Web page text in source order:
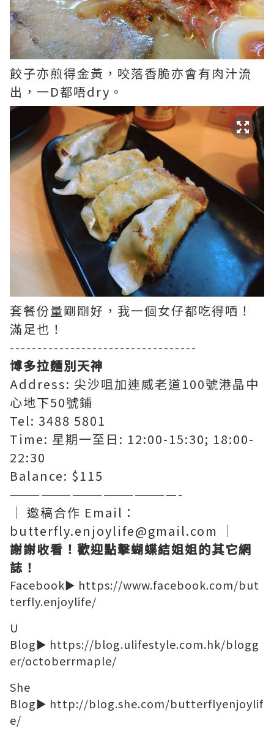
餃子亦煎得金黃，咬落香脆亦會有肉汁流
出，一D都唔dry。
套餐份量剛剛好，我一個女仔都吃得哂！
滿足也！
----------------------------------
博多拉麵別天神
Address: 尖沙咀加連威老道100號港晶中
心地下50號鋪
Tel: 3488 5801
Time: 星期一至日: 12:00-15:30; 18:00-
22:30
Balance: $115
————————————————-
│ 邀稿合作 Email：
butterfly.enjoylife@gmail.com │
謝謝收看！ 歡迎點擊蝴蝶結姐姐的其它網
誌！
Facebook► https://www.facebook.com/but
terfly.enjoylife/
U
Blog► https://blog.ulifestyle.com.hk/blogg
er/octoberrmaple/
She
Blog► http://blog.she.com/butterflyenjoylif
e/